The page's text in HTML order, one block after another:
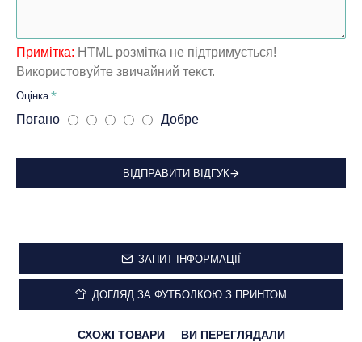
Примітка: HTML розмітка не підтримується!
Використовуйте звичайний текст.
Оцінка
Погано Добре
ВІДПРАВИТИ ВІДГУК
ЗАПИТ ІНФОРМАЦІЇ
ДОГЛЯД ЗА ФУТБОЛКОЮ З ПРИНТОМ
СХОЖІ ТОВАРИ ВИ ПЕРЕГЛЯДАЛИ